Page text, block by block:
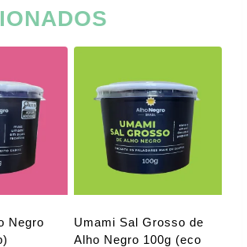
Negro
Umami Sal Grosso de
Alho Negro 100g (eco